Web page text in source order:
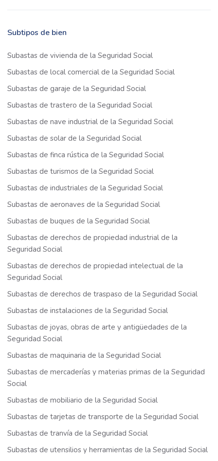
Subtipos de bien
Subastas de vivienda de la Seguridad Social
Subastas de local comercial de la Seguridad Social
Subastas de garaje de la Seguridad Social
Subastas de trastero de la Seguridad Social
Subastas de nave industrial de la Seguridad Social
Subastas de solar de la Seguridad Social
Subastas de finca rústica de la Seguridad Social
Subastas de turismos de la Seguridad Social
Subastas de industriales de la Seguridad Social
Subastas de aeronaves de la Seguridad Social
Subastas de buques de la Seguridad Social
Subastas de derechos de propiedad industrial de la
Seguridad Social
Subastas de derechos de propiedad intelectual de la
Seguridad Social
Subastas de derechos de traspaso de la Seguridad Social
Subastas de instalaciones de la Seguridad Social
Subastas de joyas, obras de arte y antigüedades de la
Seguridad Social
Subastas de maquinaria de la Seguridad Social
Subastas de mercaderías y materias primas de la Seguridad
Social
Subastas de mobiliario de la Seguridad Social
Subastas de tarjetas de transporte de la Seguridad Social
Subastas de tranvía de la Seguridad Social
Subastas de utensilios y herramientas de la Seguridad Social